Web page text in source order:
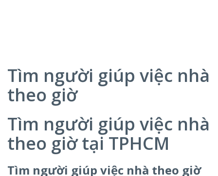
Tìm người giúp việc nhà
theo giờ
Tìm người giúp việc nhà
theo giờ tại TPHCM
Tìm người giúp việc nhà theo giờ